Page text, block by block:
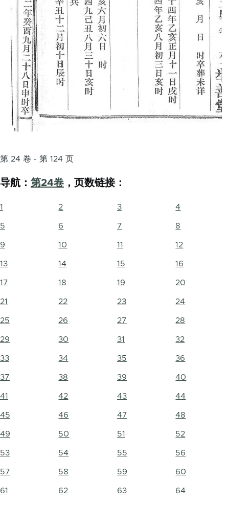
第 24 卷 - 第 124 页
导航： 第24卷 ，页数链接：
1 2 3 4
5 6 7 8
9 10 11 12
13 14 15 16
17 18 19 20
21 22 23 24
25 26 27 28
29 30 31 32
33 34 35 36
37 38 39 40
41 42 43 44
45 46 47 48
49 50 51 52
53 54 55 56
57 58 59 60
61 62 63 64